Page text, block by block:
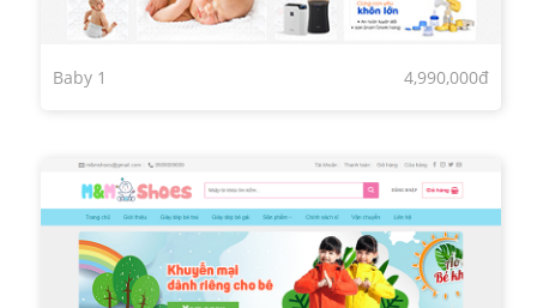
Baby 1 4,990,000đ